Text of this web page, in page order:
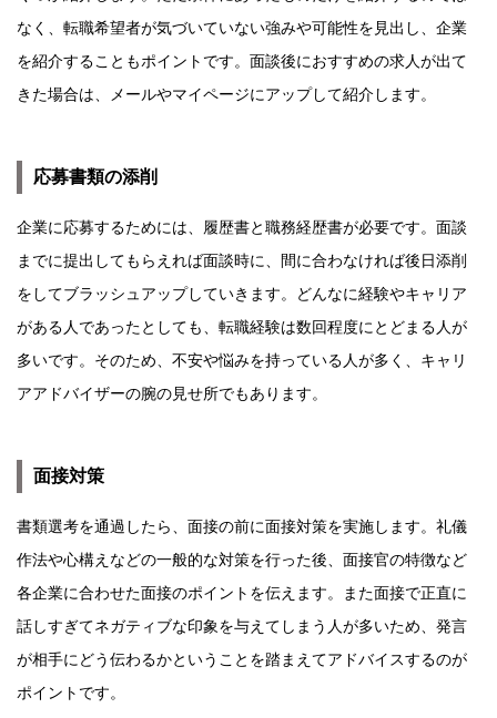
なく、転職希望者が気づいていない強みや可能性を見出し、企業
を紹介することもポイントです。面談後におすすめの求人が出て
きた場合は、メールやマイページにアップして紹介します。
応募書類の添削
企業に応募するためには、履歴書と職務経歴書が必要です。面談
までに提出してもらえれば面談時に、間に合わなければ後日添削
をしてブラッシュアップしていきます。どんなに経験やキャリア
がある人であったとしても、転職経験は数回程度にとどまる人が
多いです。そのため、不安や悩みを持っている人が多く、キャリ
アアドバイザーの腕の見せ所でもあります。
面接対策
書類選考を通過したら、面接の前に面接対策を実施します。礼儀
作法や心構えなどの一般的な対策を行った後、面接官の特徴など
各企業に合わせた面接のポイントを伝えます。また面接で正直に
話しすぎてネガティブな印象を与えてしまう人が多いため、発言
が相手にどう伝わるかということを踏まえてアドバイスするのが
ポイントです。